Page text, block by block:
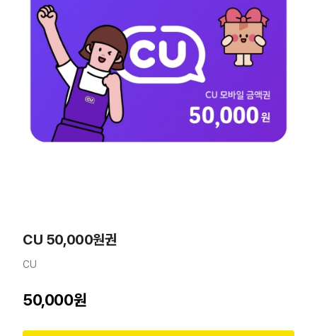
CU 50,000원권
CU
50,000원